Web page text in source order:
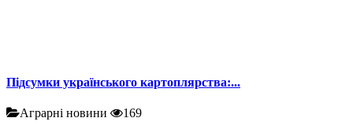
Підсумки українського картоплярства:...
Аграрні новини 169